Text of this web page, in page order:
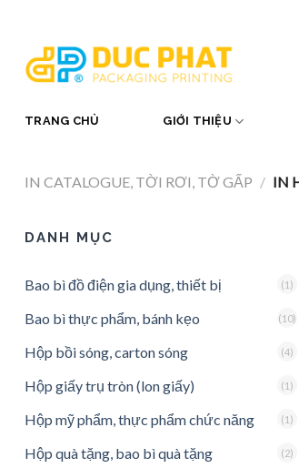
content
TRANG CHỦ GIỚI THIỆU
IN CATALOGUE, TỜI RƠI, TỜ GẤP / IN
DANH MỤC
Bao bì đồ điện gia dụng, thiết bị (1)
Bao bì thực phẩm, bánh kẹo (10)
Hộp bồi sóng, carton sóng (4)
Hộp giấy trụ tròn (lon giấy) (1)
Hộp mỹ phẩm, thực phẩm chức năng (1)
Hộp quà tặng, bao bì quà tặng (2)